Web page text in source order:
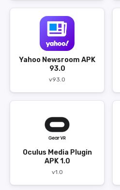
Yahoo Newsroom APK
93.0
v93.0
Oculus Media Plugin
APK 1.0
v1.0